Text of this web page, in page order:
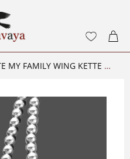
NAMENSKETTE MY FAMILY WING KETTE MIT GRAVUR